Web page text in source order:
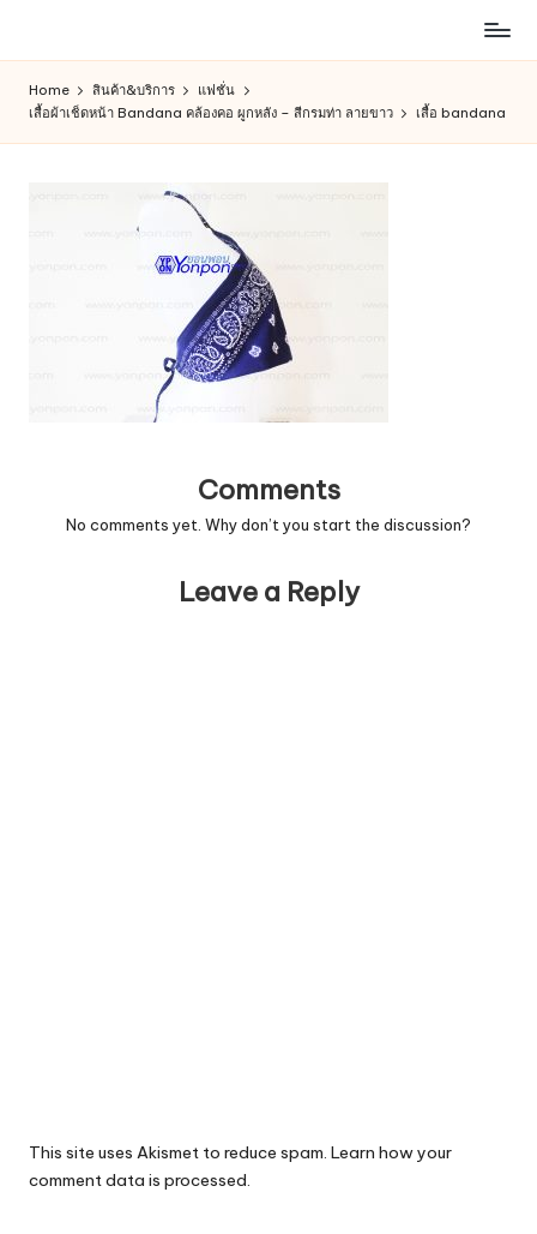
content
สินค้า
Home สินค้า&บริการ
แฟชั่น
เสื้อผ้าเช็ดหน้า Bandana คล้องคอ ผูกหลัง – สีกรมท่า ลายขาว
เสื้อ bandana
Comments
No comments yet. Why don’t you start the discussion?
Leave a Reply
This site uses Akismet to reduce spam. Learn how your
comment data is processed.